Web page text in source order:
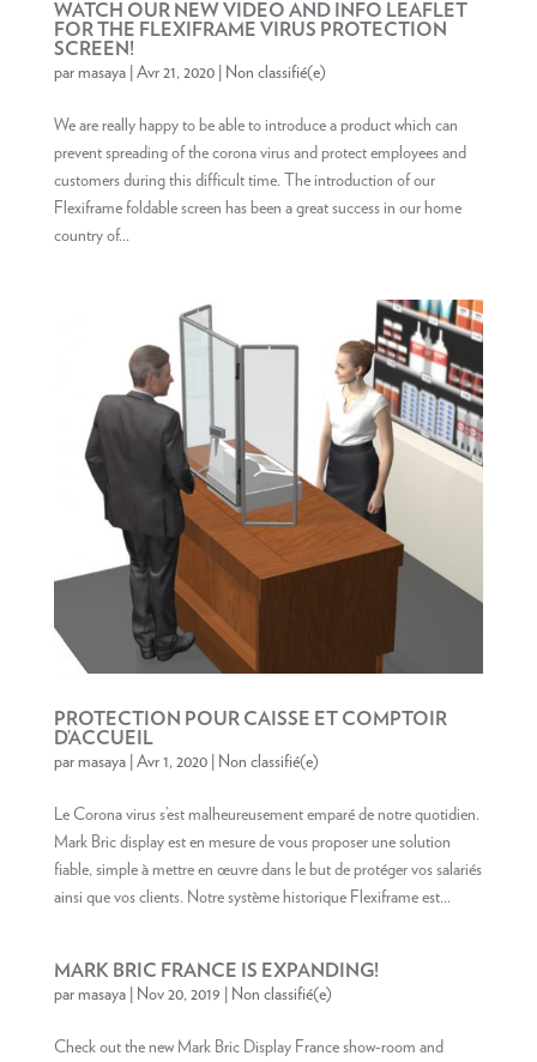
WATCH OUR NEW VIDEO AND INFO LEAFLET
FOR THE FLEXIFRAME VIRUS PROTECTION
SCREEN!
parmasaya| Avr 21, 2020| Non classifié(e)
We are really happy to be able to introduce a product which can
prevent spreading of the corona virus and protect employees and
customers during this difficult time. The introduction of our
Flexiframe foldable screen has been a great success in our home
country of...
PROTECTION POUR CAISSE ET COMPTOIR
D’ACCUEIL
parmasaya| Avr 1, 2020| Non classifié(e)
Le Corona virus s’est malheureusement emparé de notre quotidien.
Mark Bric display est en mesure de vous proposer une solution
fiable, simple à mettre en œuvre dans le but de protéger vos salariés
ainsi que vos clients. Notre système historique Flexiframe est...
MARK BRIC FRANCE IS EXPANDING!
parmasaya| Nov 20, 2019 Non classifié(e)
Check out the new Mark Bric Display France show-room and